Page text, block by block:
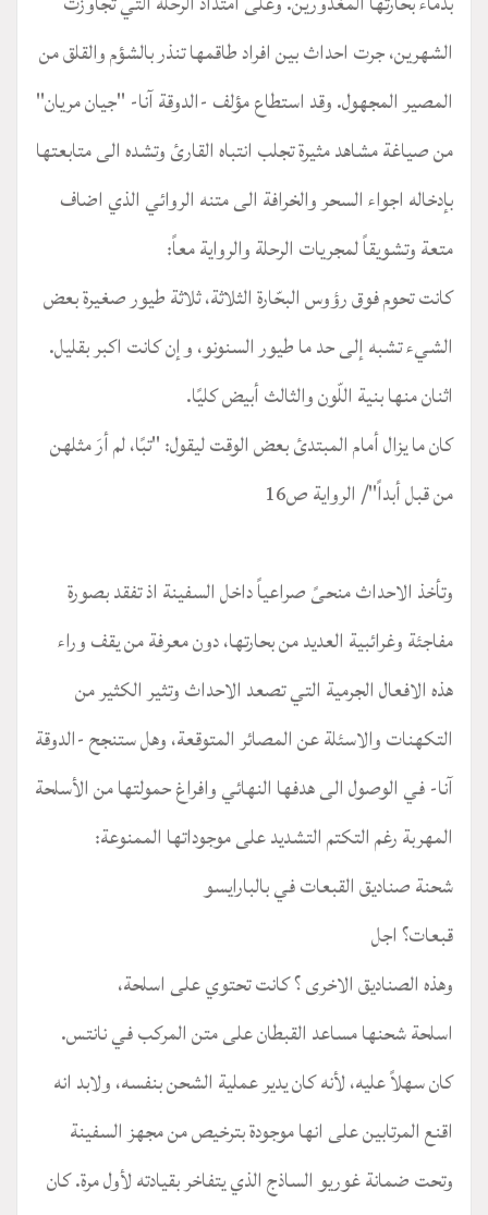
الشهرين، جرت احداث بين افراد طاقمها تنذر بالشؤم والقلق من
المصير المجهول. وقد استطاع مؤلف -الدوقة آنا- "جيان مريان"
من صياغة مشاهد مثيرة تجلب انتباه القارئ وتشده الى متابعتها
بإدخاله اجواء السحر والخرافة الى متنه الروائي الذي اضاف
متعة وتشويقاً لمجريات الرحلة والرواية معاً:
كانت تحوم فوق رؤوس البحّارة الثلاثة، ثلاثة طيور صغيرة بعض
الشيء تشبه إلى حد ما طيور السنونو، وإن كانت اكبر بقليل.
اثنان منها بنية اللّون والثالث أبيض كليًا.
كان ما يزال أمام المبتدئ بعض الوقت ليقول: "تبًا، لم أرَ مثلهن
من قبل أبداً"/ الرواية ص16
وتأخذ الاحداث منحىً صراعياً داخل السفينة اذ تفقد بصورة
مفاجئة وغرائبية العديد من بحارتها، دون معرفة من يقف وراء
هذه الافعال الجرمية التي تصعد الاحداث وتثير الكثير من
التكهنات والاسئلة عن المصائر المتوقعة، وهل ستنجح -الدوقة
آنا- في الوصول الى هدفها النهائي وافراغ حمولتها من الأسلحة
المهربة رغم التكتم التشديد على موجوداتها الممنوعة:
شحنة صناديق القبعات في بالبارايسو
قبعات؟ اجل
وهذه الصناديق الاخرى ؟ كانت تحتوي على اسلحة،
اسلحة شحنها مساعد القبطان على متن المركب في نانتس.
كان سهلاً عليه، لأنه كان يدير عملية الشحن بنفسه، ولابد انه
اقنع المرتابين على انها موجودة بترخيص من مجهز السفينة
وتحت ضمانة غوريو الساذج الذي يتفاخر بقيادته لأول مرة. كان